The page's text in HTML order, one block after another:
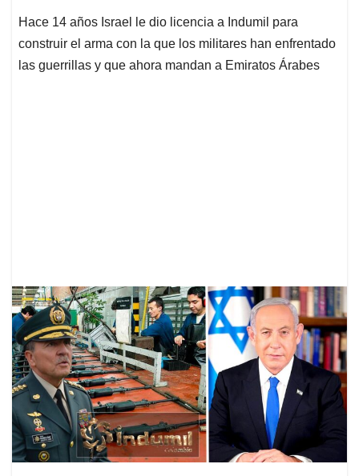
Hace 14 años Israel le dio licencia a Indumil para
construir el arma con la que los militares han enfrentado
las guerrillas y que ahora mandan a Emiratos Árabes